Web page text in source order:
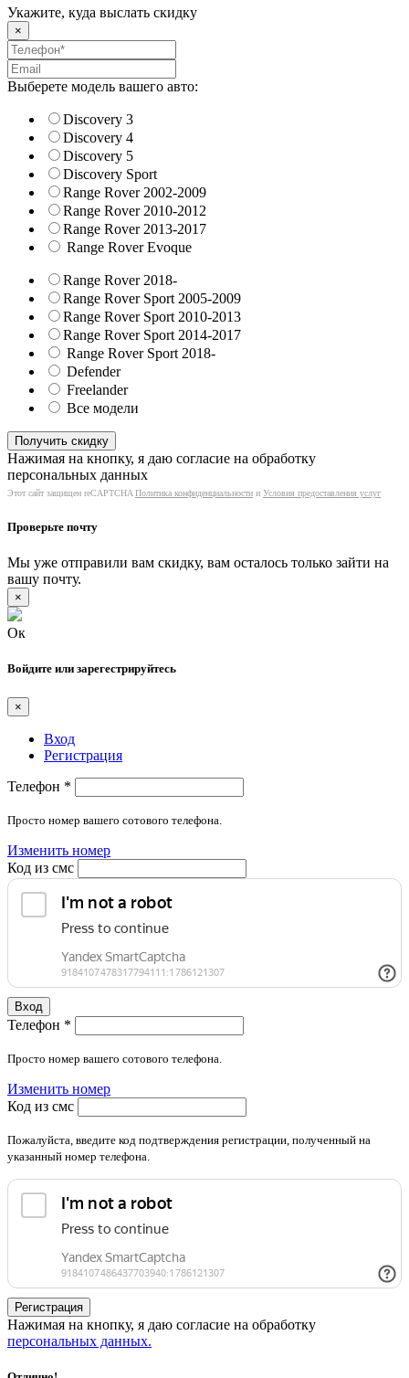
Укажите, куда выслать скидку
×
Выберете модель вашего авто:
Discovery 3
Discovery 4
Discovery 5
Discovery Sport
Range Rover 2002-2009
Range Rover 2010-2012
Range Rover 2013-2017
Range Rover Evoque
Range Rover 2018-
Range Rover Sport 2005-2009
Range Rover Sport 2010-2013
Range Rover Sport 2014-2017
Range Rover Sport 2018-
Defender
Freelander
Все модели
Нажимая на кнопку, я даю согласие на обработку
персональных данных
Этот сайт защищен reCAPTCHA Политика конфиденциальности и Условия предоставления услуг
Проверьте почту
Мы уже отправили вам скидку, вам осталось только зайти на
вашу почту.
×
Ок
Войдите или зарегестрируйтесь
×
Вход
Регистрация
Телефон *
Просто номер вашего сотового телефона.
Изменить номер
Код из смс
Вход
Телефон *
Просто номер вашего сотового телефона.
Изменить номер
Код из смс
Пожалуйста, введите код подтверждения регистрации, полученный на
указанный номер телефона.
Регистрация
Нажимая на кнопку, я даю согласие на обработку
персональных данных.